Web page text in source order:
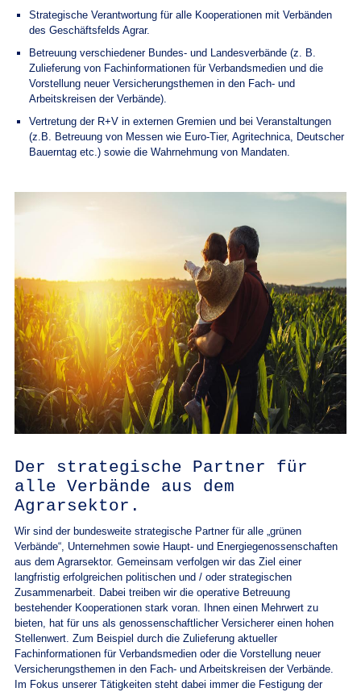
Strategische Verantwortung für alle Kooperationen mit Verbänden
des Geschäftsfelds Agrar.
Betreuung verschiedener Bundes- und Landesverbände (z. B.
Zulieferung von Fachinformationen für Verbandsmedien und die
Vorstellung neuer Versicherungsthemen in den Fach- und
Arbeitskreisen der Verbände).
Vertretung der R+V in externen Gremien und bei Veranstaltungen
(z.B. Betreuung von Messen wie Euro-Tier, Agritechnica, Deutscher
Bauerntag etc.) sowie die Wahrnehmung von Mandaten.
Der strategische Partner für
alle Verbände aus dem
Agrarsektor.
Wir sind der bundesweite strategische Partner für alle „grünen
Verbände“, Unternehmen sowie Haupt- und Energiegenossenschaften
aus dem Agrarsektor. Gemeinsam verfolgen wir das Ziel einer
langfristig erfolgreichen politischen und / oder strategischen
Zusammenarbeit. Dabei treiben wir die operative Betreuung
bestehender Kooperationen stark voran. Ihnen einen Mehrwert zu
bieten, hat für uns als genossenschaftlicher Versicherer einen hohen
Stellenwert. Zum Beispiel durch die Zulieferung aktueller
Fachinformationen für Verbandsmedien oder die Vorstellung neuer
Versicherungsthemen in den Fach- und Arbeitskreisen der Verbände.
Im Fokus unserer Tätigkeiten steht dabei immer die Festigung der